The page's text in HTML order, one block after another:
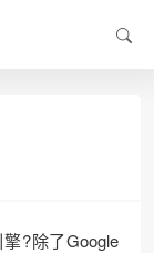
?除了Google